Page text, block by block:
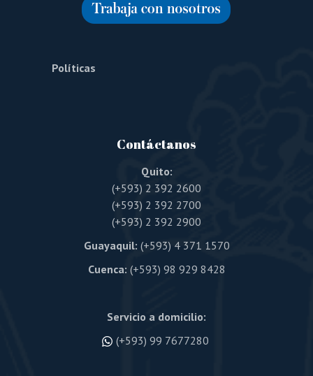
Políticas
Contáctanos
Quito:
(+593) 2 392 2600
(+593) 2 392 2700
(+593) 2 392 2900
Guayaquil: (+593) 4 371 1570
Cuenca: (+593) 98 929 8428
Servicio a domicilio:
(+593) 99 7677280